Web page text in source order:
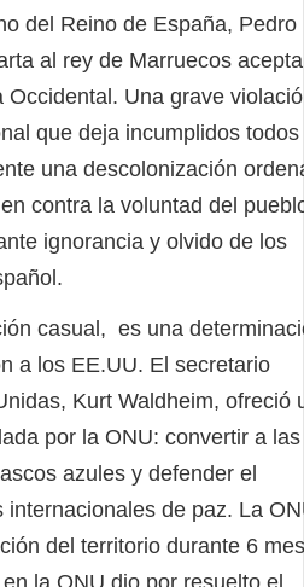
del Reino de España, Pedro
al rey de Marruecos
Occidental. Una grave
que deja incumplidos todos
una descolonización
contra la voluntad del
ignorancia y olvido de los
casual, es una
a los EE.UU. El secretario
Kurt Waldheim, ofreció
por la ONU: convertir a las
azules y defender el
internacionales de paz. La
del territorio durante 6
la ONU dio por resuelto el